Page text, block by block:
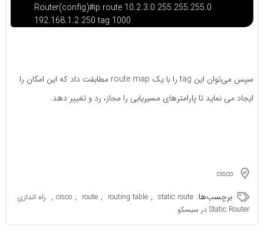
Router(config)#ip route 10.2.3.0 255.255.255.0
192.168.1.2 250 tag 1000
سپس می‌توان این tag را با یک route map مطابقت داد که این امکان را
ایجاد می نماید تا پارامترهای مسیریابی را مجاز، رد و تغییر دهد.
cisco
برچسب‌ها: cisco route routing table static route
, راه اندازی
Static Router در سیسکو